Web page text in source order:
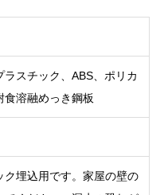
ラスチック、ABS、ポリカ
食溶融めっき鋼板
埋込用です。家屋の壁の